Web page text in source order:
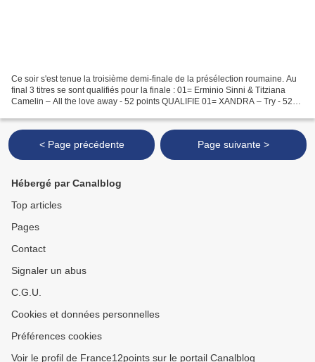
Ce soir s'est tenue la troisième demi-finale de la présélection roumaine. Au
final 3 titres se sont qualifiés pour la finale : 01= Erminio Sinni & Titziana
Camelin – All the love away - 52 points QUALIFIE 01= XANDRA – Try - 52
< Page précédente Page suivante >
Hébergé par Canalblog
Top articles
Pages
Contact
Signaler un abus
C.G.U.
Cookies et données personnelles
Préférences cookies
Voir le profil de France12points sur le portail Canalblog